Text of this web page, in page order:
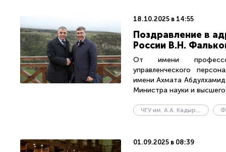
18.10.2025 в 14:55
Поздравление в
России В.Н.
От имени
управленческого
имени Ахмата
Министра науки и
ЧГУ им. А.А. Кадырова
01.09.2025 в 08:39